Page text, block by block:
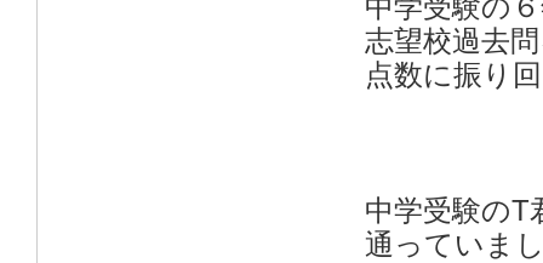
中学受験の
志望校過去
点数に振り
中学受験のT
通っていま